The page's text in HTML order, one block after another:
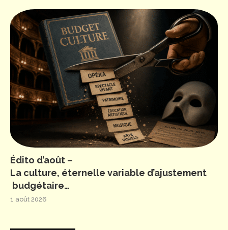
Édito d’août –
La culture, éternelle variable d’ajustement
budgétaire…
1 août 2026